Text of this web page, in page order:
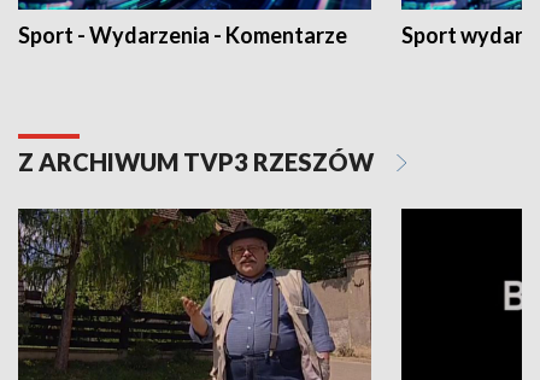
Sport - Wydarzenia - Komentarze Sport
Z ARCHIWUM TVP3 RZESZÓW